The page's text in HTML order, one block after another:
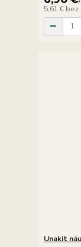
5,61 € bez
Unakit